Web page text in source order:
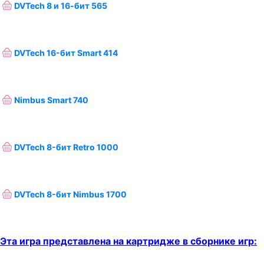
DVTech 8 и 16-бит 565
DVTech 16-бит Smart 414
Nimbus Smart 740
DVTech 8-бит Retro 1000
DVTech 8-бит Nimbus 1700
Эта игра представлена на картридже в сборнике игр: